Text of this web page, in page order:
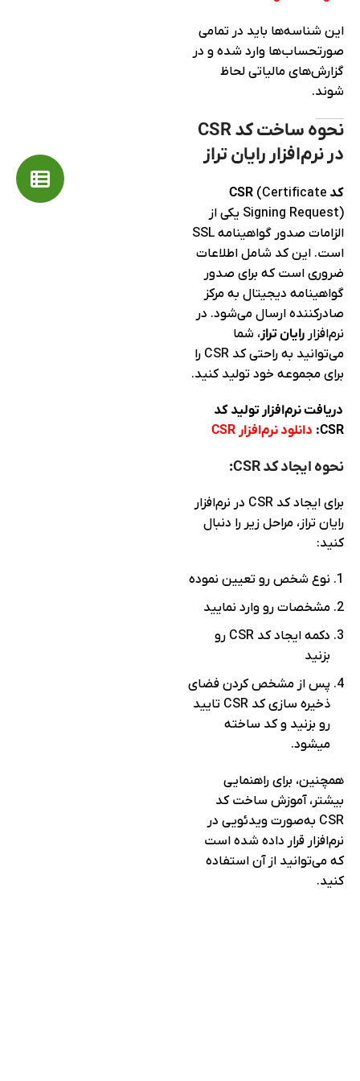
این شناسه‌ها باید در تمامی
صورتحساب‌ها وارد شده و در
گزارش‌های مالیاتی لحاظ
شوند.
نحوه ساخت کد CSR
در نرم‌افزار رایان تراز
کد CSR (Certificate
Signing Request) یکی از
الزامات صدور گواهینامه SSL
است. این کد شامل اطلاعات
ضروری است که برای صدور
گواهینامه دیجیتال به مرکز
صادرکننده ارسال می‌شود. در
نرم‌افزاررایان تراز ، شما
می‌توانید به راحتی کد CSR را
برای مجموعه خود تولید کنید.
دریافت نرم‌افزار تولید کد
CSR: دانلود نرم‌افزار CSR
نحوه ایجاد کد CSR:
برای ایجاد کد CSR در نرم‌افزار
رایان تراز، مراحل زیر را دنبال
کنید:
نوع شخص رو تعیین نموده
مشخصات رو وارد نمایید
دکمه ایجاد کد CSR رو
بزنید
پس از مشخص کردن فضای
ذخیره سازی کد CSR تایید
رو بزنید و کد ساخته
میشود.
همچنین، برای راهنمایی
بیشتر، آموزش ساخت کد
CSR به‌صورت ویدئویی در
نرم‌افزار قرار داده شده است
که می‌توانید از آن استفاده
کنید.